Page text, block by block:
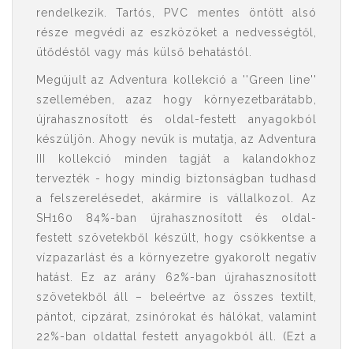
rendelkezik. Tartós, PVC mentes öntött alsó
része megvédi az eszközöket a nedvességtől,
ütődéstől vagy más külső behatástól.
Megújult az Adventura kollekció a ''Green line''
szellemében, azaz hogy környezetbarátabb,
újrahasznosított és oldal-festett anyagokból
készüljön. Ahogy nevük is mutatja, az Adventura
III kollekció minden tagját a kalandokhoz
tervezték - hogy mindig biztonságban tudhasd
a felszerelésedet, akármire is vállalkozol. Az
SH160 84%-ban újrahasznosított és oldal-
festett szövetekből készült, hogy csökkentse a
vízpazarlást és a környezetre gyakorolt ​​negatív
hatást. Ez az arány 62%-ban újrahasznosított
szövetekből áll – beleértve az összes textilt,
pántot, cipzárat, zsinórokat és hálókat, valamint
22%-ban oldattal festett anyagokból áll. (Ezt a